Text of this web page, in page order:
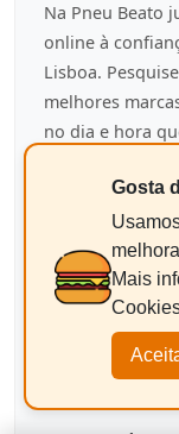
Na Pneu Beato
online à
Lisboa.
melhores
no dia e hora
com o
ContiService
segurança e
Pneus para
Pneus de
urbano do
durabilidade.
Gosta
Mais